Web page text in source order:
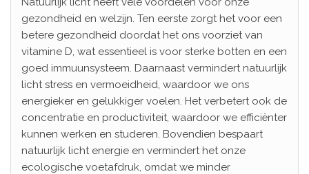
gezondheid en welzijn. Ten eerste zorgt het voor een
betere gezondheid doordat het ons voorziet van
vitamine D, wat essentieel is voor sterke botten en een
goed immuunsysteem. Daarnaast vermindert natuurlijk
licht stress en vermoeidheid, waardoor we ons
energieker en gelukkiger voelen. Het verbetert ook de
concentratie en productiviteit, waardoor we efficiënter
kunnen werken en studeren. Bovendien bespaart
natuurlijk licht energie en vermindert het onze
ecologische voetafdruk, omdat we minder